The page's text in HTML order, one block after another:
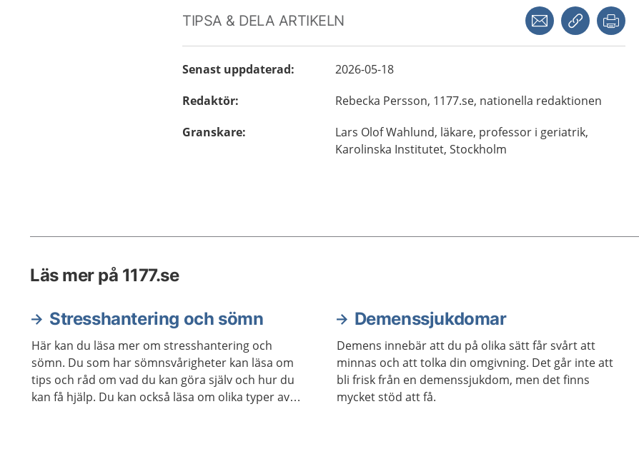
TIPSA & DELA ARTIKELN Dela via mejlKopiera länk
Senast uppdaterad:
2026-05-18
Redaktör: Rebecka Persson, 1177.se, nationella redaktionen
Granskare: Lars OlofWahlund, läkare, professor i geriatrik,
Karolinska Institutet, Stockholm
Läs mer på 1177.se
Stresshantering och sömn
Här kan du läsa mer om stresshantering och
sömn. Du som har sömnsvårigheter kan läsa om
tips och råd om vad du kan göra själv och hur du
kan få hjälp. Du kan också läsa om olika typer av
Demenssjukdomar
Demens innebär att du på olika sätt får svårt att
minnas och att tolka din omgivning. Det går inte att
bli frisk från en demenssjukdom, men det finns
mycket stöd att få.